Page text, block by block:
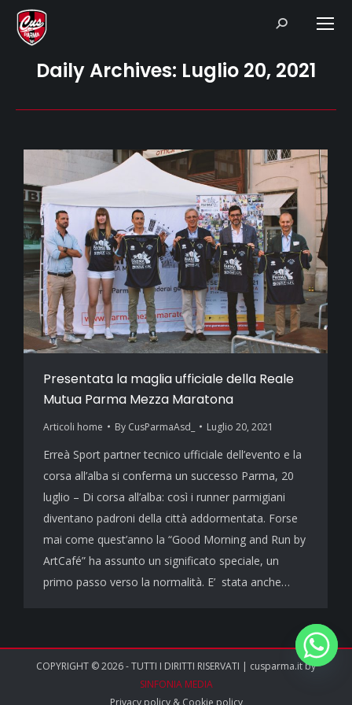
Search:
Daily Archives: Luglio 20, 2021
Presentata la maglia ufficiale della Reale
Mutua Parma Mezza Maratona
Articoli home By CusParmaAsd_ Luglio 20, 2021
Erreà Sport partner tecnico ufficiale dell’evento e la
corsa all’alba si conferma un successo Parma, 20
luglio – Di corsa all’alba: così i runner parmigiani
diventano padroni della città addormentata. Forse
mai come quest’anno la “Good Morning and Run by
ArtCafé” ha assunto un significato speciale, un
primo passo verso la normalità. E’ stata anche…
COPYRIGHT © 2026 - TUTTI I DIRITTI RISERVATI | cusparma.it by
SINFONIA MEDIA
Privacy policy& Cookie policy